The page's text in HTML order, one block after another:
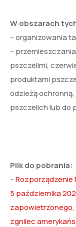
W obszarach
– organizowania
–
pszczelimi,
produktami
odzieżą
pszczelich lub do
Plik do pobrania:
–Rozporządzenie
5 października
zapowietrzonego,
zgnilec